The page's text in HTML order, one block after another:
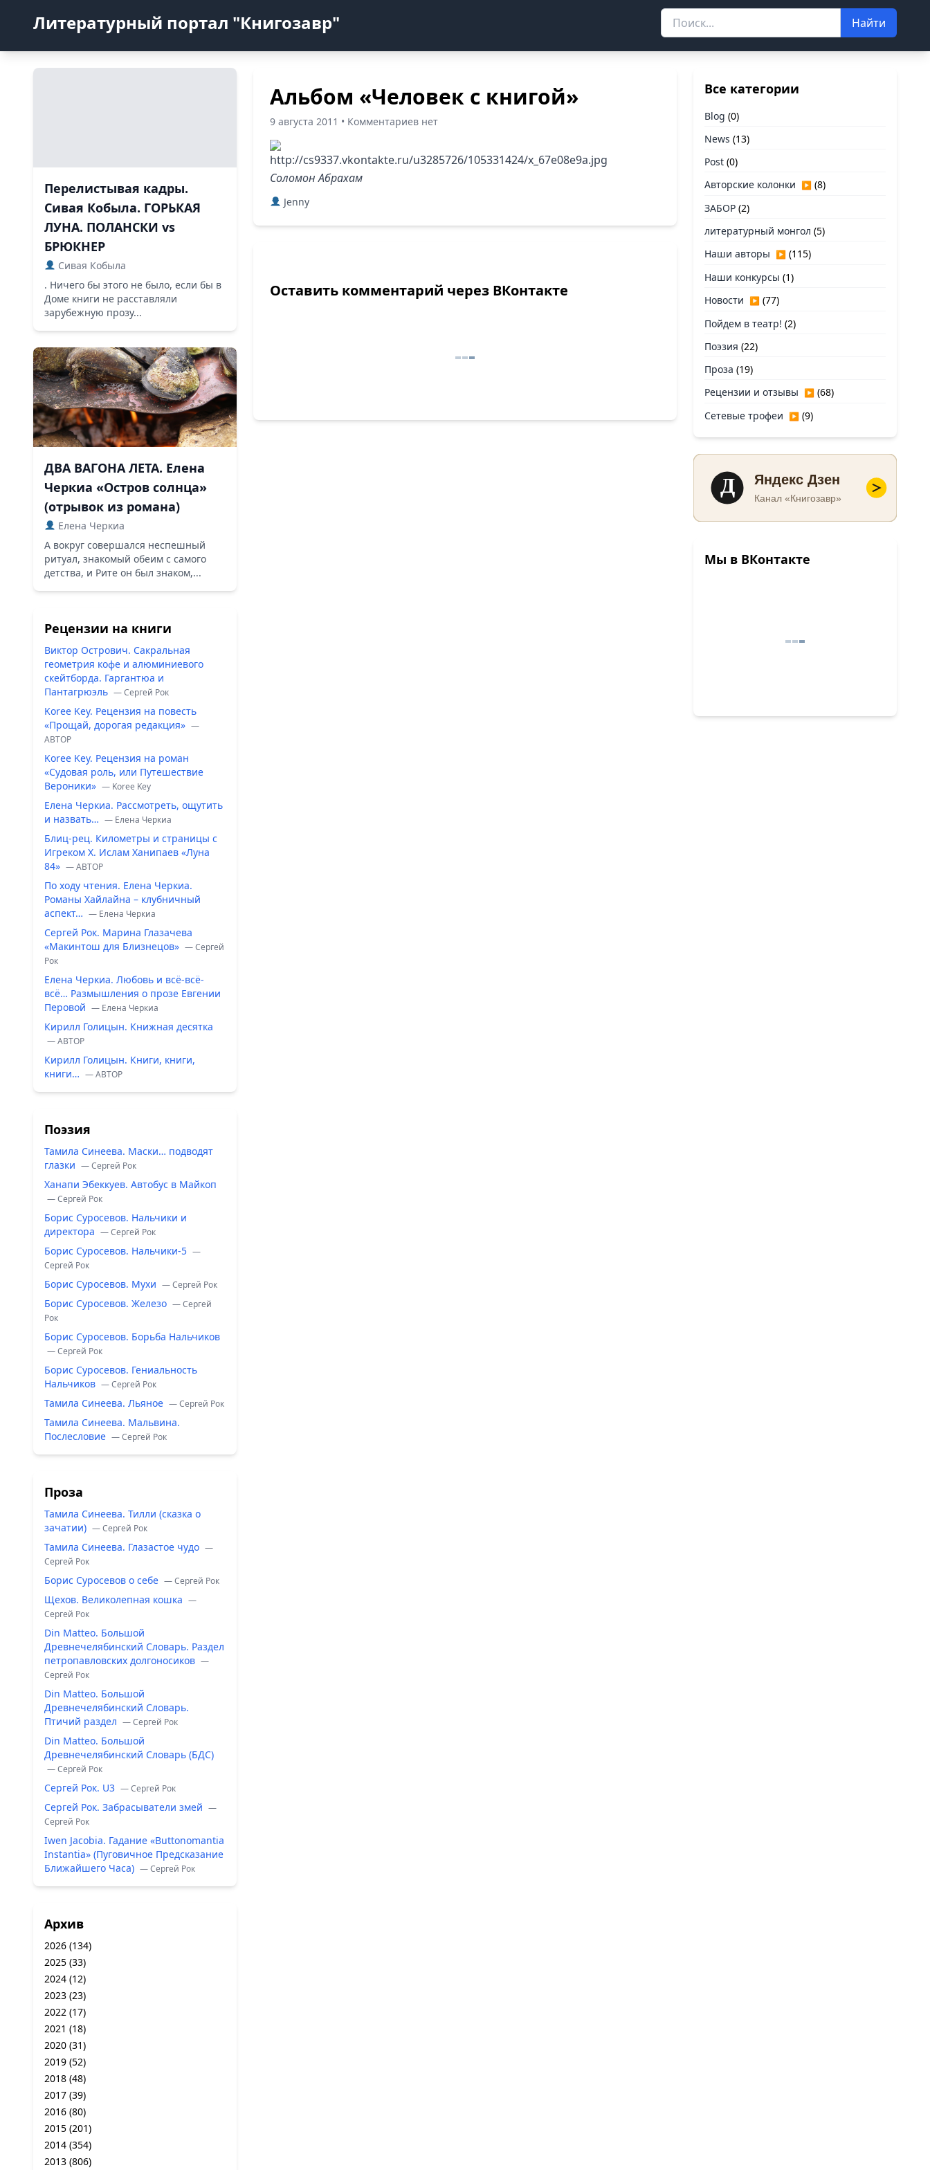
Литературный портал "Книгозавр" Найти
Перелистывая кадры.
Сивая Кобыла. ГОРЬКАЯ
ЛУНА. ПОЛАНСКИ vs
БРЮКНЕР
Сивая Кобыла
. Ничего бы этого не было, если бы в
Доме книги не расставляли
зарубежную прозу...
ДВА ВАГОНА ЛЕТА. Елена
Черкиа «Остров солнца»
(отрывок из романа)
Елена Черкиа
А вокруг совершался неспешный
ритуал, знакомый обеим с самого
детства, и Рите он был знаком,...
Рецензии на книги
Виктор Острович. Сакральная
геометрия кофе и алюминиевого
скейтборда. Гаргантюа и
Пантагрюэль — Сергей Рок
Koree Key. Рецензия на повесть
«Прощай, дорогая редакция» —
ABTOP
Koree Key. Рецензия на роман
«Судовая роль, или Путешествие
Вероники» — Koree Key
Елена Черкиа. Рассмотреть, ощутить
и назвать… — Елена Черкиа
Блиц-рец. Километры и страницы с
Игреком Х. Ислам Ханипаев «Луна
84» — ABTOP
По ходу чтения. Елена Черкиа.
Романы Хайлайна – клубничный
аспект… — Елена Черкиа
Сергей Рок. Марина Глазачева
«Макинтош для Близнецов» — Сергей
Рок
Елена Черкиа. Любовь и всё-всё-
всё… Размышления о прозе Евгении
Перовой — Елена Черкиа
Кирилл Голицын. Книжная десятка
— ABTOP
Кирилл Голицын. Книги, книги,
книги… — ABTOP
Поэзия
Тамила Синеева. Маски… подводят
глазки — Сергей Рок
Ханапи Эбеккуев. Автобус в Майкоп
— Сергей Рок
Борис Суросевов. Нальчики и
директора — Сергей Рок
Борис Суросевов. Нальчики-5 —
Сергей Рок
Борис Суросевов. Мухи — Сергей Рок
Борис Суросевов. Железо — Сергей
Рок
Борис Суросевов. Борьба Нальчиков
— Сергей Рок
Борис Суросевов. Гениальность
Нальчиков — Сергей Рок
Тамила Синеева. Льяное — Сергей Рок
Тамила Синеева. Мальвина.
Послесловие — Сергей Рок
Проза
Тамила Синеева. Тилли (сказка о
зачатии) — Сергей Рок
Тамила Синеева. Глазастое чудо —
Сергей Рок
Борис Суросевов о себе — Сергей Рок
Щехов. Великолепная кошка —
Сергей Рок
Din Matteo. Большой
Древнечелябинский Словарь. Раздел
петропавловских долгоносиков —
Сергей Рок
Din Matteo. Большой
Древнечелябинский Словарь.
Птичий раздел — Сергей Рок
Din Matteo. Большой
Древнечелябинский Словарь (БДС)
— Сергей Рок
Сергей Рок. U3 — Сергей Рок
Сергей Рок. Забрасыватели змей —
Сергей Рок
Iwen Jacobia. Гадание «Buttonomantia
Instantia» (Пуговичное Предсказание
Ближайшего Часа) — Сергей Рок
Архив
2026 (134)
2025 (33)
2024 (12)
2023 (23)
2022 (17)
2021 (18)
2020 (31)
2019 (52)
2018 (48)
2017 (39)
2016 (80)
2015 (201)
2014 (354)
2013 (806)
Альбом «Человек с книгой»
9 августа 2011 • Комментариев нет
Соломон Абрахам
Jenny
Оставить комментарий через ВКонтакте
Все категории
Blog (0)
News (13)
Post (0)
Авторские колонки ▶ (8)
ЗАБОР (2)
литературный монгол (5)
Наши авторы ▶ (115)
Наши конкурсы (1)
Новости ▶ (77)
Пойдем в театр! (2)
Поэзия (22)
Проза (19)
Рецензии и отзывы ▶ (68)
Сетевые трофеи ▶ (9)
Д Яндекс Дзен
Канал «Книгозавр»
Мы в ВКонтакте